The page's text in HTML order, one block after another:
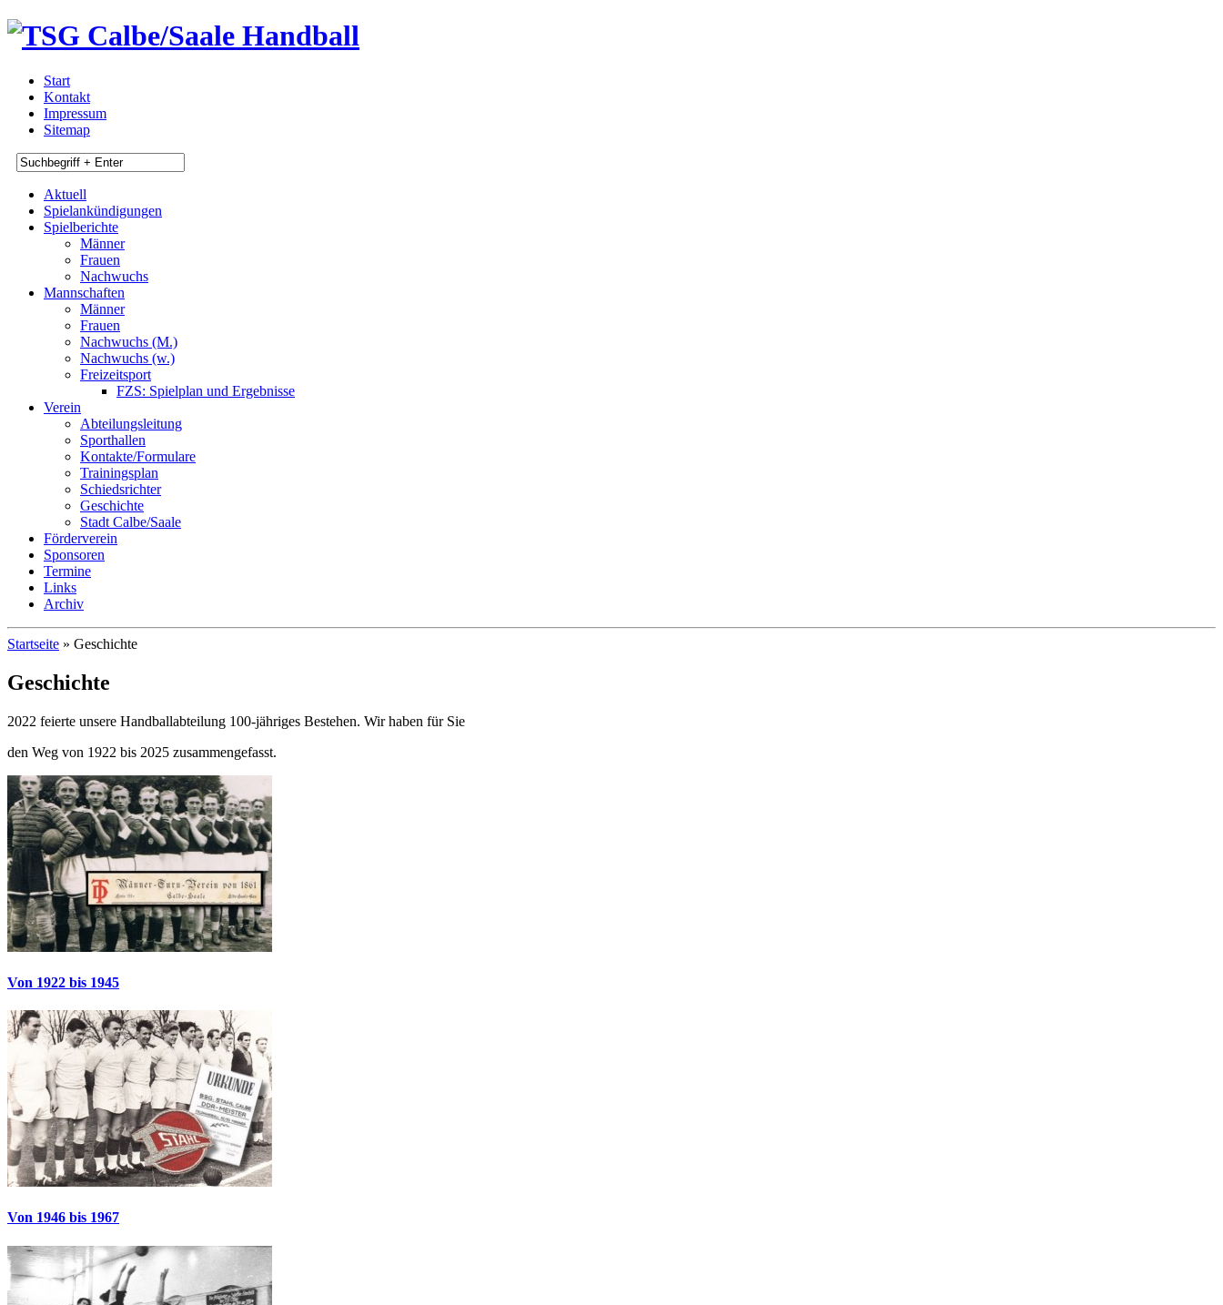
Start
Kontakt
Impressum
Sitemap
Aktuell
Spielankündigungen
Spielberichte
Männer
Frauen
Nachwuchs
Mannschaften
Männer
Frauen
Nachwuchs (M.)
Nachwuchs (w.)
Freizeitsport
FZS: Spielplan und Ergebnisse
Verein
Abteilungsleitung
Sporthallen
Kontakte/Formulare
Trainingsplan
Schiedsrichter
Geschichte
Stadt Calbe/Saale
Förderverein
Sponsoren
Termine
Links
Archiv
Startseite » Geschichte
Geschichte
2022 feierte unsere Handballabteilung 100-jähriges Bestehen. Wir haben für Sie
den Weg von 1922 bis 2025 zusammengefasst.
Von 1922 bis 1945
Von 1946 bis 1967